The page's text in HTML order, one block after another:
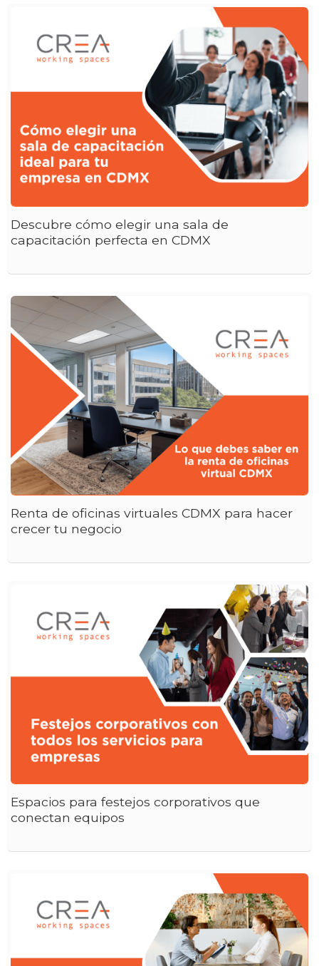
Descubre cómo elegir una sala de
capacitación perfecta en CDMX
Renta de oficinas virtuales CDMX para hacer
crecer tu negocio
Espacios para festejos corporativos que
conectan equipos